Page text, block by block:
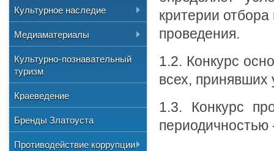
критерии
проведения.
1.2. Конкурс
всех, принявших
1.3. Конкурс
периодичностью
Учетная политика
№3"
"Детская школа искусств №2"
"Детская школа искусств №3"
Союз художников России
Национальные культурные
Литературное объединение
"Мартен"
Профсоюзная организация
Центр хозяйственного
обслуживания
Реестр
Муниципальные задания
Культурное наследие
Информация
культурного наследия
Нормативно-правовая база
Медиаматериалы
Аудио
Фото
Видео
Культурно-познавательный
туризм
Краеведение
Бренды Златоуста
Противодействие коррупции